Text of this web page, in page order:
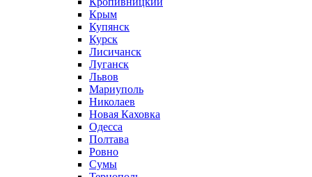
Крым
Купянск
Курск
Лисичанск
Луганск
Львов
Мариуполь
Николаев
Новая Каховка
Одесса
Полтава
Ровно
Сумы